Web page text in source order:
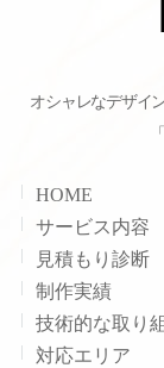
オシャレなデザイ
HOME
サービス内容
見積もり診断
制作実績
技術的な取り
対応エリア